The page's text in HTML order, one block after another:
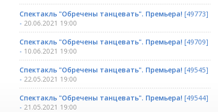
Спектакль "Обречены танцевать". Премьера! [49773]
- 20.06.2021 19:00
Спектакль "Обречены танцевать". Премьера! [49709]
- 10.06.2021 19:00
Спектакль "Обречены танцевать". Премьера! [49545]
- 22.05.2021 19:00
Спектакль "Обречены танцевать". Премьера! [49544]
- 21.05.2021 19:00